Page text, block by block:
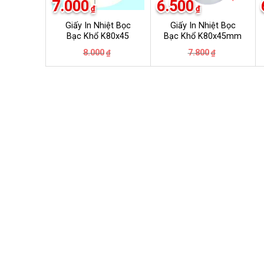
Giấy In Nhiệt Bọc
Bạc Khổ K80x45
8.000 ₫
là:
7.000 ₫
tại
Giấy In Nhiệt Bọc
Bạc Khổ K80x45mm
7.800 ₫
là:
6.500 ₫
tại